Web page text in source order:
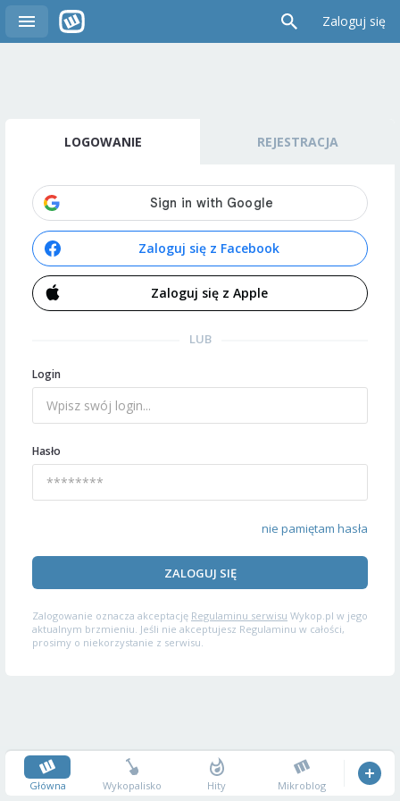
Zaloguj się
LOGOWANIE REJESTRACJA
Zaloguj się z Facebook
Zaloguj się z Apple
LUB
Login
Hasło
nie pamiętam hasła
ZALOGUJ SIĘ
Zalogowanie oznacza akceptację Regulaminu serwisu Wykop.pl w jego
aktualnym brzmieniu. Jeśli nie akceptujesz Regulaminu w całości,
prosimy o niekorzystanie z serwisu.
Główna Wykopalisko Hity Mikroblog